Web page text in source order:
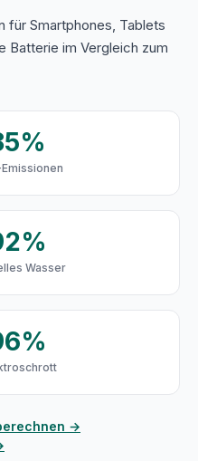
für Smartphones, Tablets
Batterie im Vergleich zum
Wasser
→